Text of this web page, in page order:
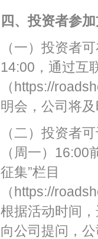
四、投资者参
（一）投资者
14:00，通过互
（https://
明会，公司将
（二）投资者
（周一）
征集”栏目
（https://
根据活动时间
向公司提问，